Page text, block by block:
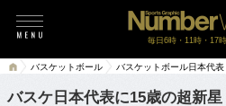
毎日6時・11時・17
バスケットボール バスケットボール日本代表
バスケ日本代表に15歳の超新星